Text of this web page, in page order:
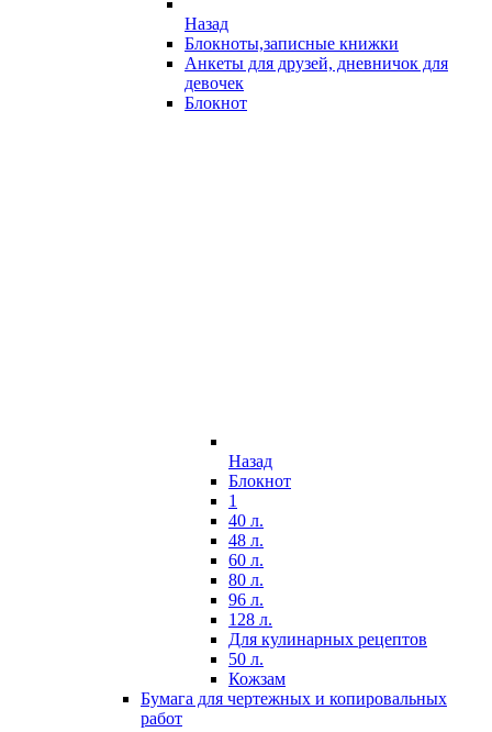
Назад
Блокноты,записные книжки
Анкеты для друзей, дневничок для
девочек
Блокнот
Назад
Блокнот
1
40 л.
48 л.
60 л.
80 л.
96 л.
128 л.
Для кулинарных рецептов
50 л.
Кожзам
Бумага для чертежных и копировальных
работ